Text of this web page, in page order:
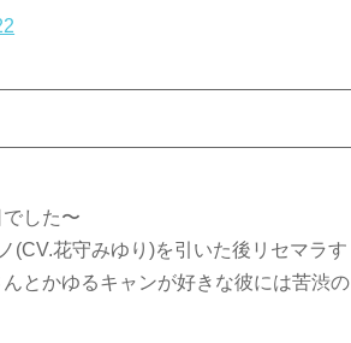
した〜
(CV.花守みゆり)を引いた後リセマラす
とかゆるキャンが好きな彼には苦渋の